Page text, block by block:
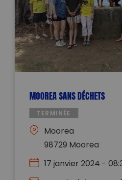
MOOREA SANS DÉCHETS
TERMINÉE
Moorea
98729 Moorea
17 janvier 2024 -